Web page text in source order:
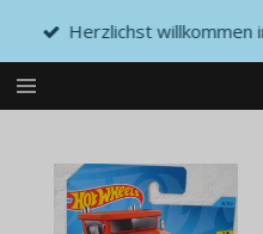
springen
Herzlichst willkommen